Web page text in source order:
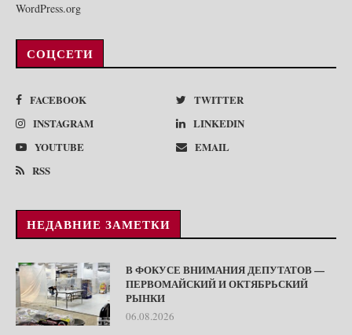
WordPress.org
СОЦСЕТИ
FACEBOOK
TWITTER
INSTAGRAM
LINKEDIN
YOUTUBE
EMAIL
RSS
НЕДАВНИЕ ЗАМЕТКИ
В ФОКУСЕ ВНИМАНИЯ ДЕПУТАТОВ —
ПЕРВОМАЙСКИЙ И ОКТЯБРЬСКИЙ
РЫНКИ
06.08.2026